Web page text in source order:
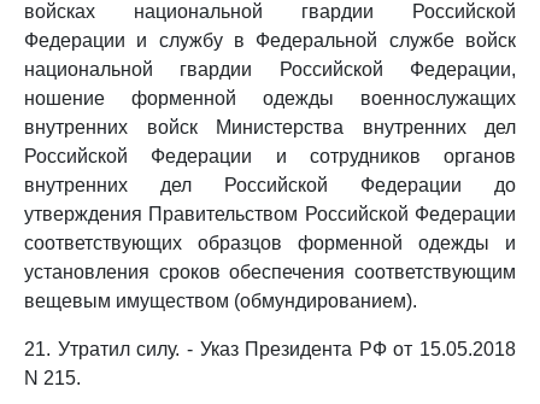
войсках национальной гвардии Российской
Федерации и службу в Федеральной службе войск
национальной гвардии Российской Федерации,
ношение форменной одежды военнослужащих
внутренних войск Министерства внутренних дел
Российской Федерации и сотрудников органов
внутренних дел Российской Федерации до
утверждения Правительством Российской Федерации
соответствующих образцов форменной одежды и
установления сроков обеспечения соответствующим
вещевым имуществом (обмундированием).
21. Утратил силу. - Указ Президента РФ от 15.05.2018
N 215.